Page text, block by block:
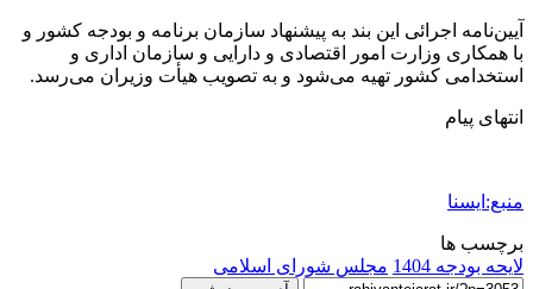
آیین‌نامه اجرائی این بند به پیشنهاد سازمان برنامه و بودجه کشور و
با همکاری وزارت امور اقتصادی و دارایی و سازمان اداری و
استخدامی کشور تهیه می‌شود و به تصویب هیأت وزیران می‌رسد.
انتهای پیام
منبع:ایسنا
برچسب ها
لایحه بودجه 1404
مجلس شورای اسلامی